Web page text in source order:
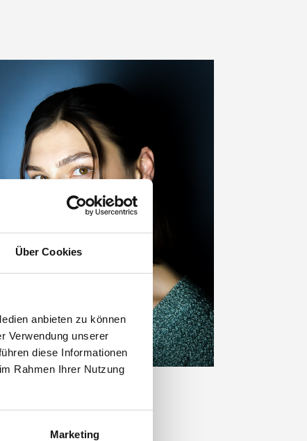
Über Cookies
anbieten zu können
Verwendung unserer
diese Informationen
Rahmen Ihrer Nutzung
Marketing